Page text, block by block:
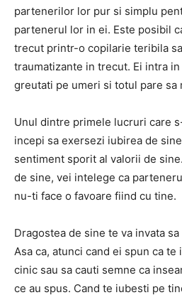
partenerilor lor pur si simplu
partenerul lor in ei. Este posibil
trecut printr-o copilarie teribila
traumatizante in trecut. Ei intra
greutati pe umeri si totul pare
Unul dintre primele lucruri care
incepi sa exersezi iubirea de
sentiment sporit al valorii de
de sine, vei intelege ca
nu-ti face o favoare fiind cu tine.
Dragostea de sine te va invata
Asa ca, atunci cand ei spun ca
cinic sau sa cauti semne ca
ce au spus. Cand te iubesti pe